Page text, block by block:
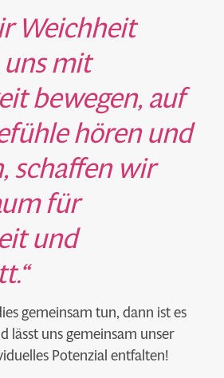
Weichheit
uns mit
bewegen, auf
hören und
schaffen wir
für
und
gemeinsam tun, dann ist es
lässt uns gemeinsam unser
Potenzial entfalten!